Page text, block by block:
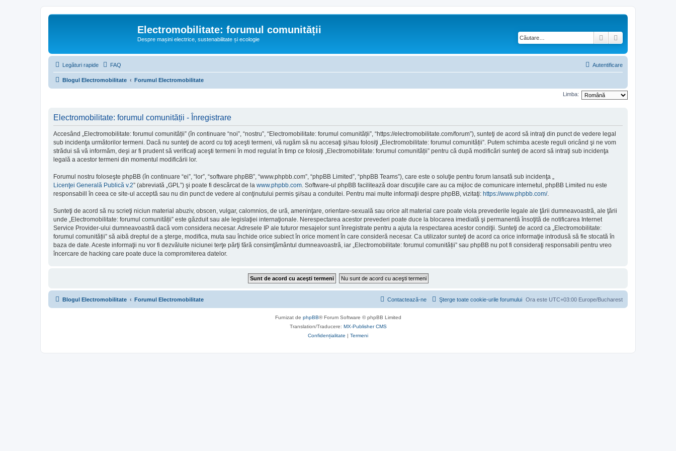
Electromobilitate: forumul comunității
Despre mașini electrice, sustenabilitate și ecologie Căutare
Legături rapide FAQ Autentificare
Blogul Electromobilitate Forumul Electromobilitate
Limba:
Electromobilitate: forumul comunității - Înregistrare
Accesând „Electromobilitate: forumul comunității” (în continuare “noi”, “nostru”, “Electromobilitate: forumul comunității”, “https://electromobilitate.com/forum”), sunteţi de acord să intraţi din punct de vedere legal
sub incidenţa următorilor termeni. Dacă nu sunteţi de acord cu toţi aceşti termeni, vă rugăm să nu accesaţi şi/sau folosiţi „Electromobilitate: forumul comunității”. Putem schimba aceste reguli oricând şi ne vom
strădui să vă informăm, deşi ar fi prudent să verificaţi aceşti termeni în mod regulat în timp ce folosiţi „Electromobilitate: forumul comunității” pentru că după modificări sunteţi de acord să intraţi sub incidenţa
legală a acestor termeni din momentul modificării lor.
Forumul nostru foloseşte phpBB (în continuare “ei”, “lor”, “software phpBB”, “www.phpbb.com”, “phpBB Limited”, “phpBB Teams”), care este o soluţie pentru forum lansată sub incidenţa „
Licenţei Generală Publică v.2” (abreviată „GPL”) şi poate fi descărcat de la www.phpbb.com. Software-ul phpBB facilitează doar discuţiile care au ca mijloc de comunicare internetul, phpBB Limited nu este
responsabill în ceea ce site-ul acceptă sau nu din punct de vedere al conţinutului permis şi/sau a conduitei. Pentru mai multe informaţii despre phpBB, vizitaţi: https://www.phpbb.com/.
Sunteţi de acord să nu scrieţi niciun material abuziv, obscen, vulgar, calomnios, de ură, ameninţare, orientare-sexuală sau orice alt material care poate viola prevederile legale ale ţării dumneavoastră, ale ţării
unde „Electromobilitate: forumul comunității” este găzduit sau ale legislaţiei internaţionale. Nerespectarea acestor prevederi poate duce la blocarea imediată şi permanentă însoţită de notificarea Internet
Service Provider-ului dumneavoastră dacă vom considera necesar. Adresele IP ale tuturor mesajelor sunt înregistrate pentru a ajuta la respectarea acestor condiţii. Sunteţi de acord ca „Electromobilitate:
forumul comunității” să aibă dreptul de a şterge, modifica, muta sau închide orice subiect în orice moment în care consideră necesar. Ca utilizator sunteţi de acord ca orice informaţie introdusă să fie stocată în
baza de date. Aceste informaţii nu vor fi dezvăluite niciunei terţe părţi fără consimţământul dumneavoastră, iar „Electromobilitate: forumul comunității” sau phpBB nu pot fi consideraţi responsabili pentru vreo
încercare de hacking care poate duce la compromiterea datelor.
Blogul Electromobilitate Forumul Electromobilitate Ora este UTC+03:00 Europe/Bucharest
Şterge toate cookie-urile forumului
Contactează-ne
Furnizat de phpBB® Forum Software © phpBB Limited
Translation/Traducere: MX-Publisher CMS
Confidențialitate | Termeni